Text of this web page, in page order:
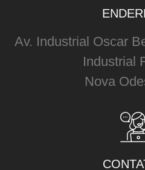
Av. Industrial Oscar
Industrial
Nova